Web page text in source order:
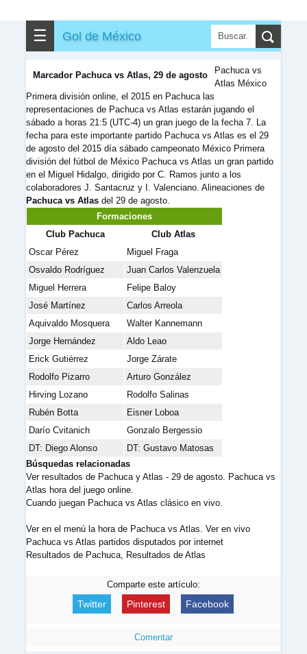
☰ Gol de México
Marcador Pachuca vs Atlas, 29 de agosto
Pachuca vs
Atlas México
Primera división online, el 2015 en Pachuca las
representaciones de Pachuca vs Atlas estarán jugando el
sábado a horas 21:5 (UTC-4) un gran juego de la fecha 7. La
fecha para este importante partido Pachuca vs Atlas es el 29
de agosto del 2015 día sábado campeonato México Primera
división del fútbol de México Pachuca vs Atlas un gran partido
en el Miguel Hidalgo, dirigido por C. Ramos junto a los
colaboradores J. Santacruz y I. Valenciano. Alineaciones de
Pachuca vs Atlas del 29 de agosto.
Formaciones
Club Pachuca
Club Atlas
Oscar Pérez
Miguel Fraga
Osvaldo Rodríguez
Juan Carlos Valenzuela
Miguel Herrera
Felipe Baloy
José Martínez
Carlos Arreola
Aquivaldo Mosquera
Walter Kannemann
Jorge Hernández
Aldo Leao
Erick Gutiérrez
Jorge Zárate
Rodolfo Pizarro
Arturo González
Hirving Lozano
Rodolfo Salinas
Rubén Botta
Eisner Loboa
Darío Cvitanich
Gonzalo Bergessio
DT: Diego Alonso
DT: Gustavo Matosas
Búsquedas relacionadas
Ver resultados de Pachuca y Atlas - 29 de agosto. Pachuca vs
Atlas hora del juego online.
Cuando juegan Pachuca vs Atlas clásico en vivo.
Ver en el menú la hora de Pachuca vs Atlas. Ver en vivo
Pachuca vs Atlas partidos disputados por internet
Resultados de Pachuca, Resultados de Atlas
Comparte este artículo:
Twitter Pinterest Facebook
Comentar
✎ Otros ▼